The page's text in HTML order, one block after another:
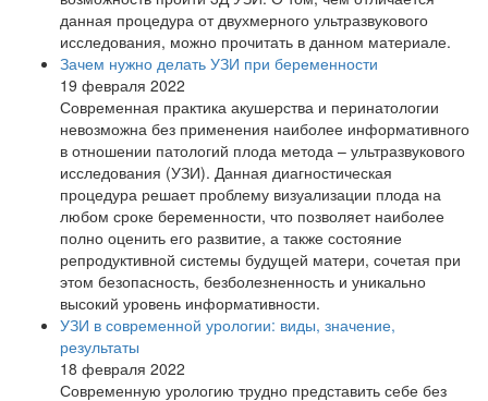
данная процедура от двухмерного ультразвукового
исследования, можно прочитать в данном материале.
Зачем нужно делать УЗИ при беременности
19 февраля 2022
Современная практика акушерства и перинатологии
невозможна без применения наиболее информативного
в отношении патологий плода метода – ультразвукового
исследования (УЗИ). Данная диагностическая
процедура решает проблему визуализации плода на
любом сроке беременности, что позволяет наиболее
полно оценить его развитие, а также состояние
репродуктивной системы будущей матери, сочетая при
этом безопасность, безболезненность и уникально
высокий уровень информативности.
УЗИ в современной урологии: виды, значение,
результаты
18 февраля 2022
Современную урологию трудно представить себе без